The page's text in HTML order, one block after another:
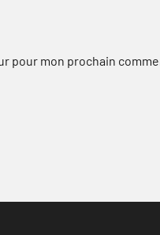
pour mon prochain